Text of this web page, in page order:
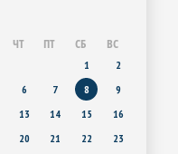
ЧТ ПТ СБ ВС
1
2
6 7 8
9
13 14 15
16
20 21 22
23